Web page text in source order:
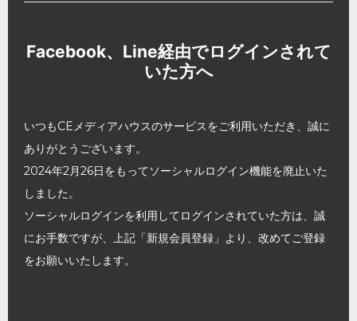
Facebook、Line経由でログインされて
いた方へ
いつもCEメディアハウスのサービスをご利用いただき、誠に
ありがとうございます。
2024年2月26日をもってソーシャルログイン機能を廃止いた
しました。
ソーシャルログインを利用してログインされていた方は、誠
にお手数ですが、上記「新規会員登録」より、改めてご登録
をお願いいたします。